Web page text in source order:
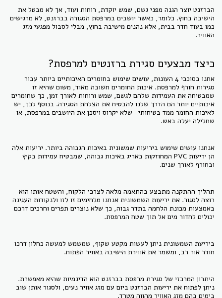
הברזנט יוצר הגנה מפני גשם, שמש יוקדת, רוחות ועוד, אך לא מבטל את
הישיבה בחוץ. כלומר, כאשר יושבים במרפסת הסגורה בברזנט, לא מרגישים
כמו בעוד חדר בבית, אלא נהנים מישיבה בחוץ, מבלי לסבול מפגעי מזג
האוויר.
כיצד מבצעים סגירת ברזנטים למרפסת?
אחנו בסוככי 4 העונות, עושים שימוש בחומרים האיכותיים ביותר עבור
סגירות חורף למרפסת. איכות החומרים חשובה מאוד, משום שהיא זו
שמבטיחה את העמידות שלהם לגשם, שמש ורוחות לאורך זמן, כך שחומרים
איכותיים יותר הם הדרך שלנו להבטיח את הצלחת הסגירה. בנוסף לכך, יש
לאיכות החומר ממד בטיחותי- שלא יקרוס ויסכן את היושבים במרפסת, או
שחלילה יעלה באש.
אנחנו עושים שימוש ביריעות שמשונית באיכות הגבוהה ביותר. יריעות אלה
הן יריעות PVC המחוזקות באריג באיכות גבוהה, שמבטיח עמידות בקיץ
ובחורף לאורך שנים.
תהליך ההתקנה מתבצע בהתאמה מלאה לצרכי הלקוח, והשטח אותו הוא
רוצה לסגור. את יריעות השמשונית אנחנו מלחימים זו לזו ולנקודות העגינה
באמצעות מכונת הלחמה בתדר גבוה, כך שלא נוצרים תפרים וחרכים דרכם
יכולים לחדור מים אל תוך שטח המרפסת.
ביריעת השמשונית ניתן לעשות מקטע שקוף, שמשמש למעשה כחלון דרכו
חודר אור רב, ומשמר את אווירת הישיבה באוויר הפתוח.
היתרון המרכזי של סגירת מרפסת בברזנט הוא הדינמיות שהיא מאפשרת.
ניתן לפתוח את יריעות הברזנט ביום עם מזג אוויר נעים, ולסגור אותן שוב
בימים בהם מזג האוויר מהווה מטרד.